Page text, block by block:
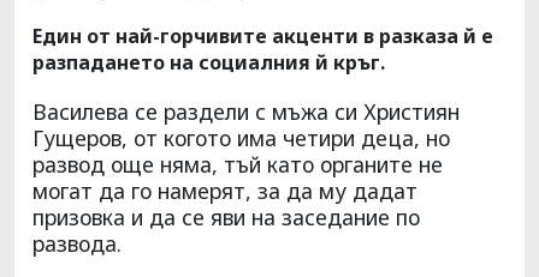
Един от най-горчивите акценти в разказа й е
разпадането на социалния й кръг.
Василева се раздели с мъжа си Християн
Гущеров, от когото има четири деца, но
развод още няма, тъй като органите не
могат да го намерят, за да му дадат
призовка и да се яви на заседание по
развода.